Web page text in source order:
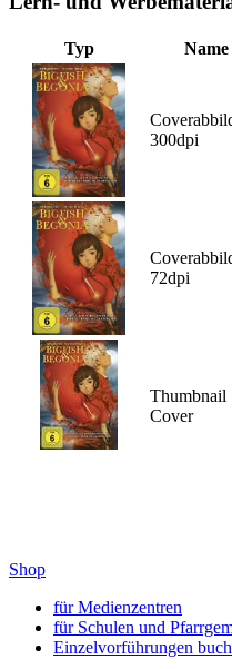
Typ Name
300dpi
72dpi
Thumbnail
Cover
Shop
für Medienzentren
für Schulen und
Einzelvorführungen